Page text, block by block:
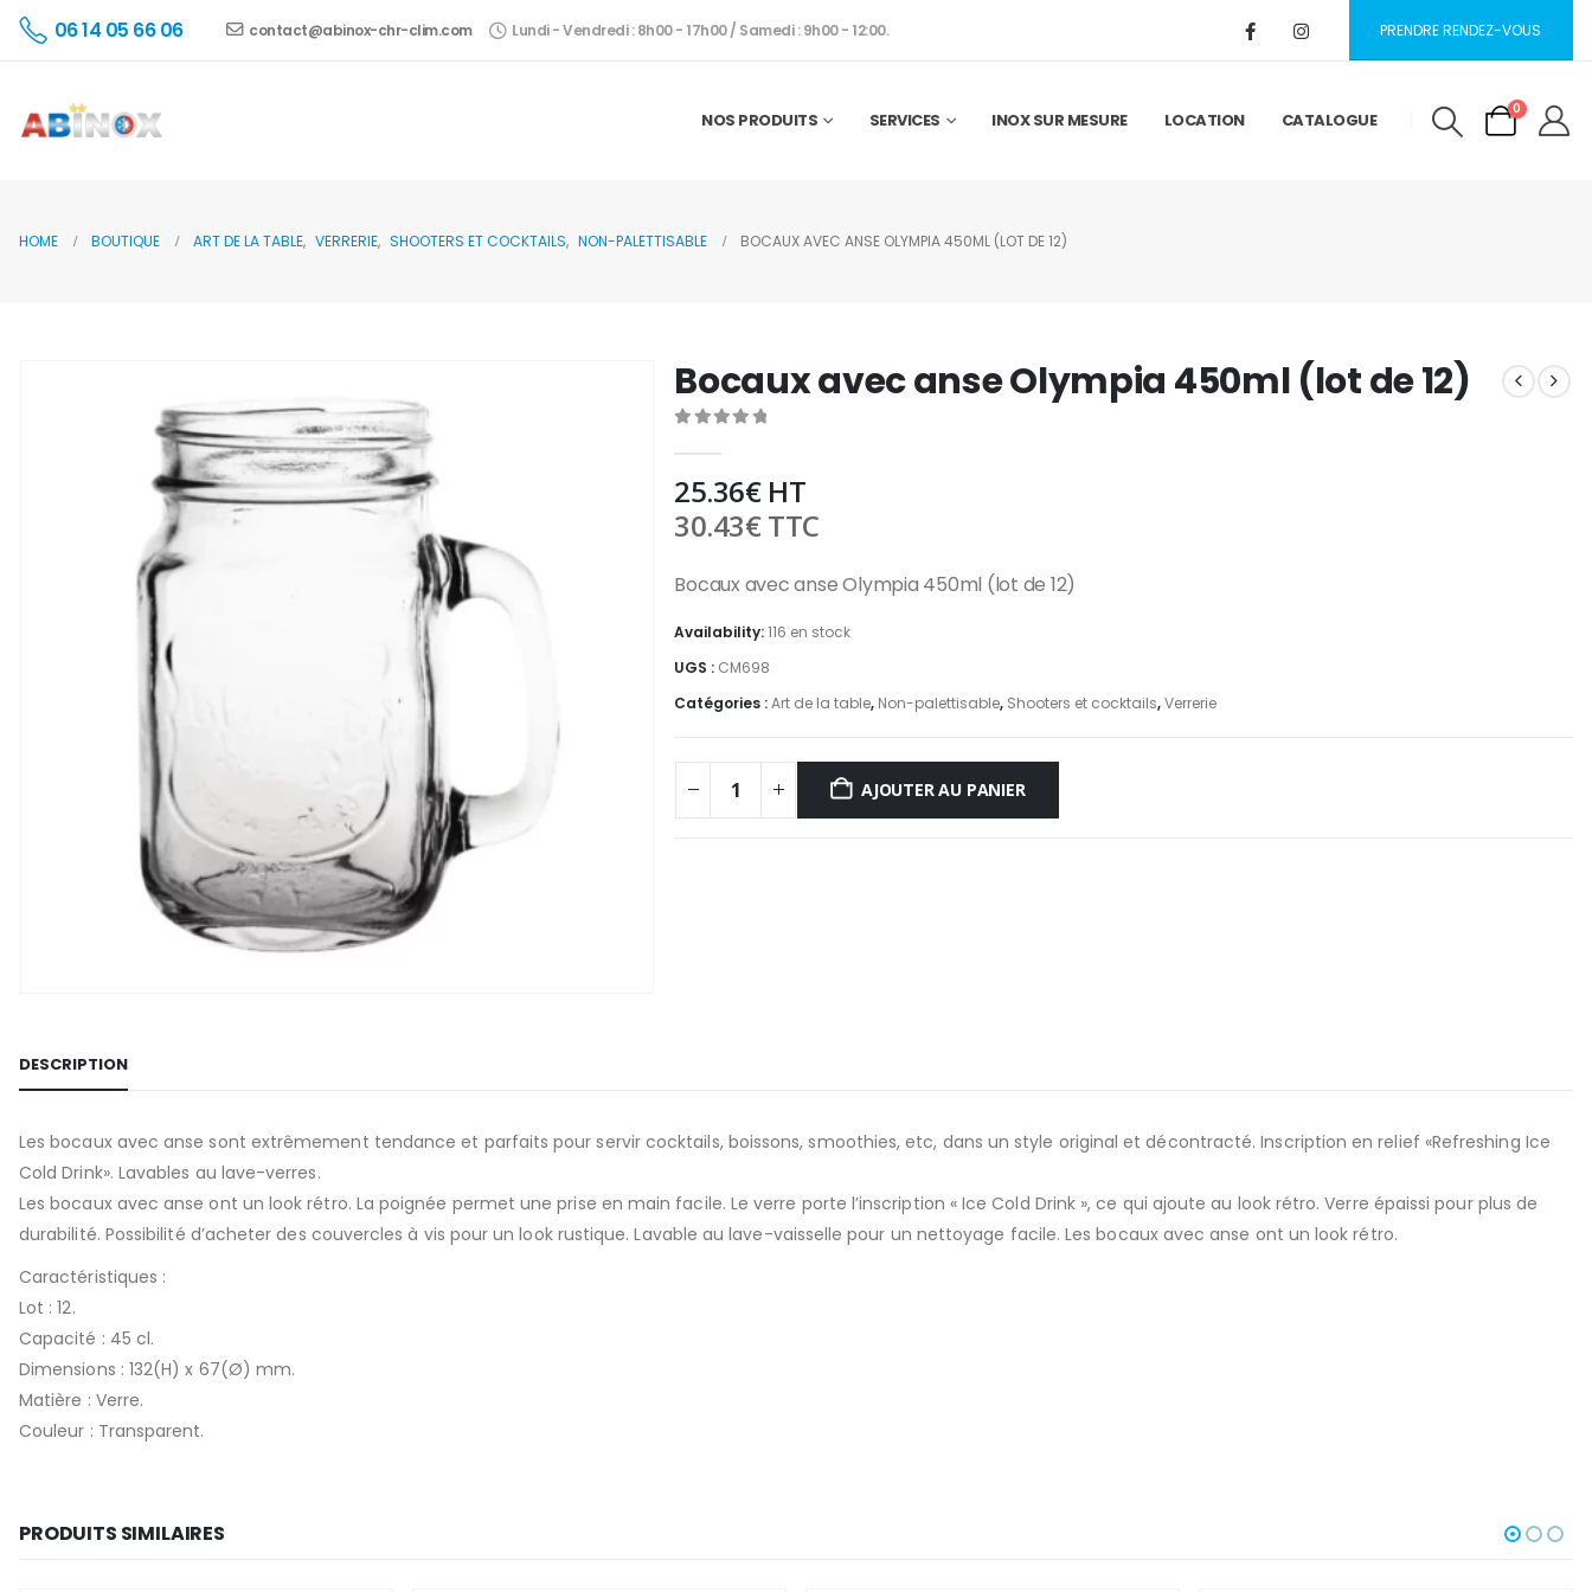
06 14 05 66 06 contact@abinox-chr-clim.com Lundi - Vendredi : 8h00 - 17h00 / Samedi : 9h00 - 12:00. PRENDRE RENDEZ-VOUS
NOS PRODUITS SERVICES INOX SUR MESURE LOCATION CATALOGUE
0
HOME BOUTIQUE ART DE LA TABLE, VERRERIE, SHOOTERS ET COCKTAILS, NON-PALETTISABLE BOCAUX AVEC ANSE OLYMPIA 450ML (LOT DE 12)
Bocaux avec anse Olympia 450ml (lot de 12)
25.36€HT
30.43€TTC
Bocaux avec anse Olympia 450ml (lot de 12)
Availability:116 en stock
UGS : CM698
Catégories :Art de la table, Non-palettisable, Shooters et cocktails,Verrerie
AJOUTER AU PANIER
DESCRIPTION
Les bocaux avec anse sont extrêmement tendance et parfaits pour servir cocktails, boissons, smoothies, etc, dans un style original et décontracté. Inscription en relief «Refreshing Ice
Cold Drink». Lavables au lave-verres.
Les bocaux avec anse ont un look rétro. La poignée permet une prise en main facile. Le verre porte l’inscription « Ice Cold Drink », ce qui ajoute au look rétro. Verre épaissi pour plus de
durabilité. Possibilité d’acheter des couvercles à vis pour un look rustique. Lavable au lave-vaisselle pour un nettoyage facile. Les bocaux avec anse ont un look rétro.
Caractéristiques :
Lot : 12.
Capacité : 45 cl.
Dimensions : 132(H) x 67(Ø) mm.
Matière : Verre.
Couleur : Transparent.
PRODUITS SIMILAIRES